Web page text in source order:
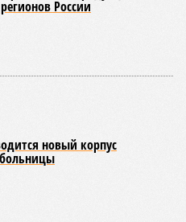
2028-го. Но никто при
вопросом: как эти
На строительной
дольщиков, регулярно
техника отсутствует. Ни
кранов, ни признаков
том, что до «декабря 2026»
публично
– 90%, затем 97%, с
(усиление
проектных ошибок) –